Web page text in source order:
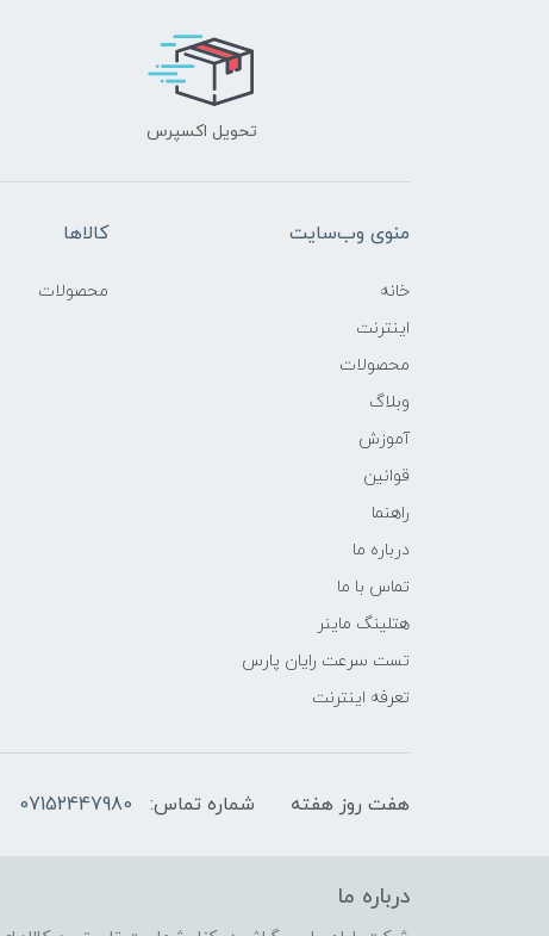
تحویل اکسپرس
منوی وب‌سایت
خانه
اینترنت
محصولات
وبلاگ
آموزش
قوانین
راهنما
درباره ما
تماس با ما
هتلینگ ماینر
تست سرعت رایان پارس
تعرفه اینترنت
کالاها
محصولات
هفت روز هفته شماره تماس: 07152447980
درباره ما